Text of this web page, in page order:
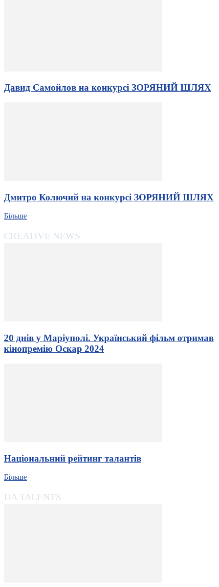
Давид Самойлов на конкурсі ЗОРЯНИЙ ШЛЯХ
Дмитро Колючий на конкурсі ЗОРЯНИЙ ШЛЯХ
Більше
CREATIVE NEWS
20 днів у Маріуполі. Український фільм отримав
кінопремію Оскар 2024
Національний рейтинг талантів
Більше
UA TALENTS